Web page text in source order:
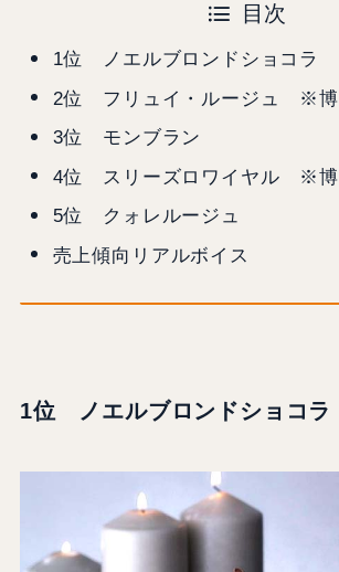
目次
1位 ノエルブロンドショコラ
2位 フリュイ・ルージュ ※博
3位 モンブラン
4位 スリーズロワイヤル ※博
5位 クォレルージュ
売上傾向リアルボイス
1位 ノエルブロンドショコラ